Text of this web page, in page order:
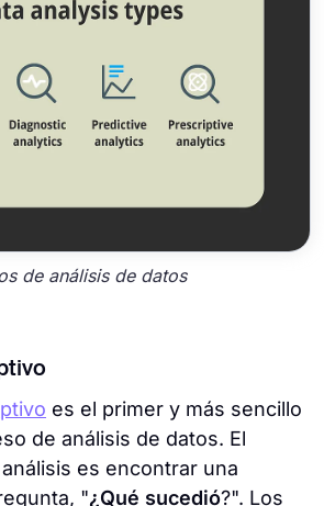
de análisis de datos
es el primer y más sencillo
de análisis de datos. El
es encontrar una
"¿Qué sucedió?". Los